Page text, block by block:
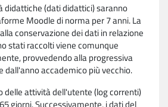
didattiche (dati didattici) saranno
Moodle di norma per 7 anni. La
conservazione dei dati in relazione
stati raccolti viene comunque
provvedendo alla progressiva
dall'anno accademico più vecchio.
delle attività dell'utente (log correnti)
giorni. Successivamente, i dati del